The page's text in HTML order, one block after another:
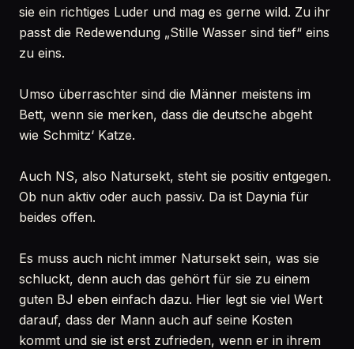
sie ein richtiges Luder und mag es gerne wild. Zu ihr
passt die Redewendung „Stille Wasser sind tief“ eins
zu eins.
Umso überraschter sind die Männer meistens im
Bett, wenn sie merken, dass die deutsche abgeht
wie Schmitz‘ Katze.
Auch NS, also Natursekt, steht sie positiv entgegen.
Ob nun aktiv oder auch passiv. Da ist Daynia für
beides offen.
Es muss auch nicht immer Natursekt sein, was sie
schluckt, denn auch das gehört für sie zu einem
guten BJ eben einfach dazu. Hier legt sie viel Wert
darauf, dass der Mann auch auf seine Kosten
kommt und sie ist erst zufrieden, wenn er in ihrem